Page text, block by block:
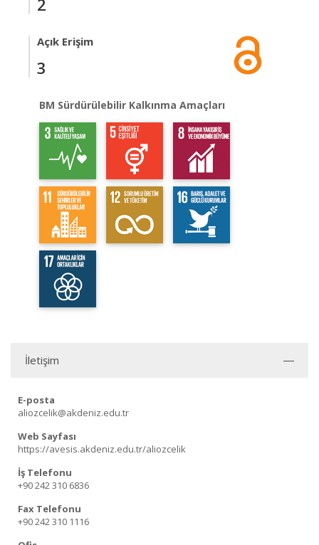
2
Açık Erişim
3
BM Sürdürülebilir Kalkınma Amaçları
İletişim
E-posta
aliozcelik@akdeniz.edu.tr
Web Sayfası
https://avesis.akdeniz.edu.tr/aliozcelik
İş Telefonu
+90 242 310 6836
Fax Telefonu
+90 242 310 1116